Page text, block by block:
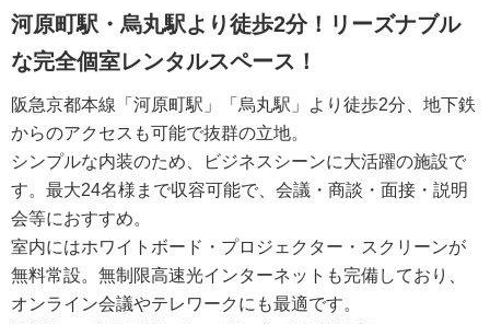
河原町駅・烏丸駅より徒歩2分！リーズナブル
な完全個室レンタルスペース！
阪急京都本線「河原町駅」「烏丸駅」より徒歩2分、地下鉄
からのアクセスも可能で抜群の立地。
シンプルな内装のため、ビジネスシーンに大活躍の施設で
す。最大24名様まで収容可能で、会議・商談・面接・説明
会等におすすめ。
室内にはホワイトボード・プロジェクター・スクリーンが
無料常設。無制限高速光インターネットも完備しており、
オンライン会議やテレワークにも最適です。